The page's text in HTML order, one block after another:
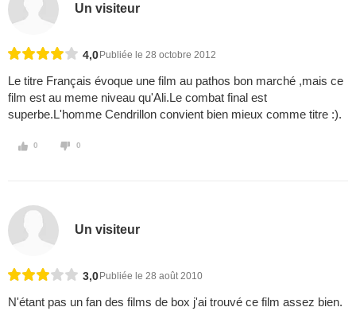
Un visiteur
4,0 Publiée le 28 octobre 2012
Le titre Français évoque une film au pathos bon marché ,mais ce
film est au meme niveau qu'Ali.Le combat final est
superbe.L'homme Cendrillon convient bien mieux comme titre :).
0 0
Un visiteur
3,0 Publiée le 28 août 2010
N'étant pas un fan des films de box j'ai trouvé ce film assez bien.